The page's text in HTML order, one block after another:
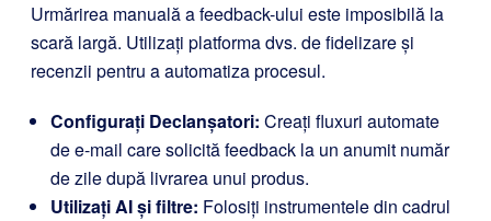
Urmărirea manuală a feedback-ului este imposibilă la
scară largă. Utilizați platforma dvs. de fidelizare și
recenzii pentru a automatiza procesul.
Configurați Declanșatori: Creați fluxuri automate
de e-mail care solicită feedback la un anumit număr
de zile după livrarea unui produs.
Utilizați AI și filtre: Folosiți instrumentele din cadrul